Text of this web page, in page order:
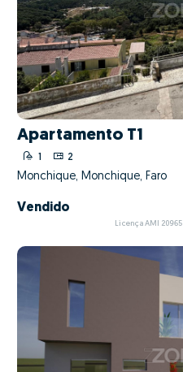
Apartamento T1
1 2
Monchique, Monchique, Faro
Vendido
Licença AMI 20965